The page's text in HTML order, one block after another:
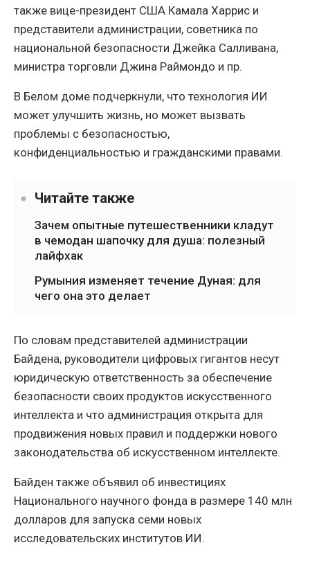
также вице-президент США Камала Харрис и
представители администрации, советника по
национальной безопасности Джейка Салливана,
министра торговли Джина Раймондо и пр.
В Белом доме подчеркнули, что технология ИИ
может улучшить жизнь, но может вызвать
проблемы с безопасностью,
конфиденциальностью и гражданскими правами.
Читайте также
Зачем опытные путешественники кладут
в чемодан шапочку для душа: полезный
лайфхак
Румыния изменяет течение Дуная: для
чего она это делает
По словам представителей администрации
Байдена, руководители цифровых гигантов несут
юридическую ответственность за обеспечение
безопасности своих продуктов искусственного
интеллекта и что администрация открыта для
продвижения новых правил и поддержки нового
законодательства об искусственном интеллекте.
Байден также объявил об инвестициях
Национального научного фонда в размере 140 млн
долларов для запуска семи новых
исследовательских институтов ИИ.